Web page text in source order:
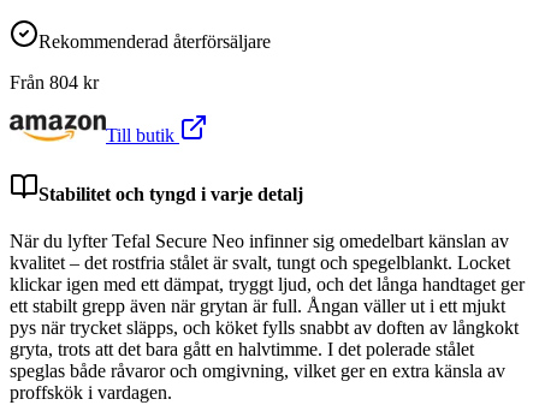
Rekommenderad återförsäljare
Från 804 kr
Till butik
Stabilitet och tyngd i varje detalj
När du lyfter Tefal Secure Neo infinner sig omedelbart känslan av
kvalitet – det rostfria stålet är svalt, tungt och spegelblankt. Locket
klickar igen med ett dämpat, tryggt ljud, och det långa handtaget ger
ett stabilt grepp även när grytan är full. Ångan väller ut i ett mjukt
pys när trycket släpps, och köket fylls snabbt av doften av långkokt
gryta, trots att det bara gått en halvtimme. I det polerade stålet
speglas både råvaror och omgivning, vilket ger en extra känsla av
proffskök i vardagen.